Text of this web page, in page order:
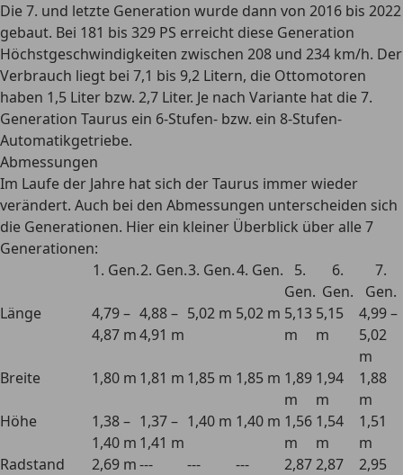
Die 7. und letzte Generation wurde dann von 2016 bis 2022
gebaut. Bei 181 bis 329 PS erreicht diese Generation
Höchstgeschwindigkeiten zwischen 208 und 234 km/h. Der
Verbrauch liegt bei 7,1 bis 9,2 Litern, die Ottomotoren
haben 1,5 Liter bzw. 2,7 Liter. Je nach Variante hat die 7.
Generation Taurus ein 6-Stufen- bzw. ein 8-Stufen-
Automatikgetriebe.
Abmessungen
Im Laufe der Jahre hat sich der Taurus immer wieder
verändert. Auch bei den Abmessungen unterscheiden sich
die Generationen. Hier ein kleiner Überblick über alle 7
Generationen:
1. Gen.2. Gen.3. Gen.4. Gen.
5.
Gen.
6.
Gen.
7.
Gen.
Länge
4,79 –
4,87 m
4,88 –
4,91 m
5,02 m 5,02 m 5,13
m
5,15
m
4,99 –
5,02
m
Breite
1,80 m 1,81 m 1,85 m 1,85 m 1,89
m
1,94
m
1,88
m
Höhe
1,38 –
1,40 m
1,37 –
1,41 m
1,40 m 1,40 m 1,56
m
1,54
m
1,51
m
Radstand
2,69 m--- --- ---
2,872,87
2,95